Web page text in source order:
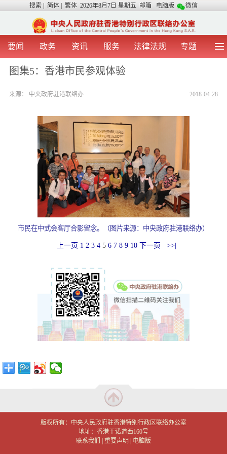
搜索 简体 繁体 2026年8月7日 星期五 邮箱 电脑版 微信
要闻 政务 资讯 服务 法律法规 专题
首 页 图 片
涉台事务 香港在线 媒体言论
图集5：香港市民参观体验
2018-04-28
来源： 中央政府驻港联络办
市民在中式会客厅合影留念。（图片来源：中央政府驻港联络办）
上一页 1 2 3 4 5 6 7 8 9 10 下一页 >>|
版权所有：中央人民政府驻香港特别行政区联络办公室
地址：香港干诺道西160号
联系我们
| 重要声明 | 电脑版